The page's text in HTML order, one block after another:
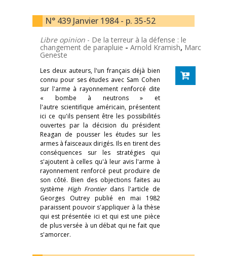
N° 439 Janvier 1984 - p. 35-52
Libre opinion - De la terreur à la défense : le
changement de parapluie - Arnold Kramish, Marc
Geneste
Les deux auteurs, l'un français déjà bien
connu pour ses études avec Sam Cohen
sur l'arme à rayonnement renforcé dite
« bombe à neutrons » et
l'autre scientifique américain, présentent
ici ce qu'ils pensent être les possibilités
ouvertes par la décision du président
Reagan de pousser les études sur les
armes à faisceaux dirigés. Ils en tirent des
conséquences sur les stratégies qui
s'ajoutent à celles qu'à leur avis l'arme à
rayonnement renforcé peut produire de
son côté. Bien des objections faites au
système High Frontierdans l'article de
Georges Outrey publié en mai 1982
paraissent pouvoir s'appliquer à la thèse
qui est présentée ici et qui est une pièce
de plus versée à un débat qui ne fait que
s'amorcer.